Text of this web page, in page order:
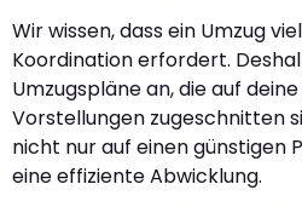
Wir wissen, dass ein Umzug
Koordination erfordert.
Umzugspläne an, die auf
Vorstellungen zugeschnitten
nicht nur auf einen günstigen
eine effiziente Abwicklung.